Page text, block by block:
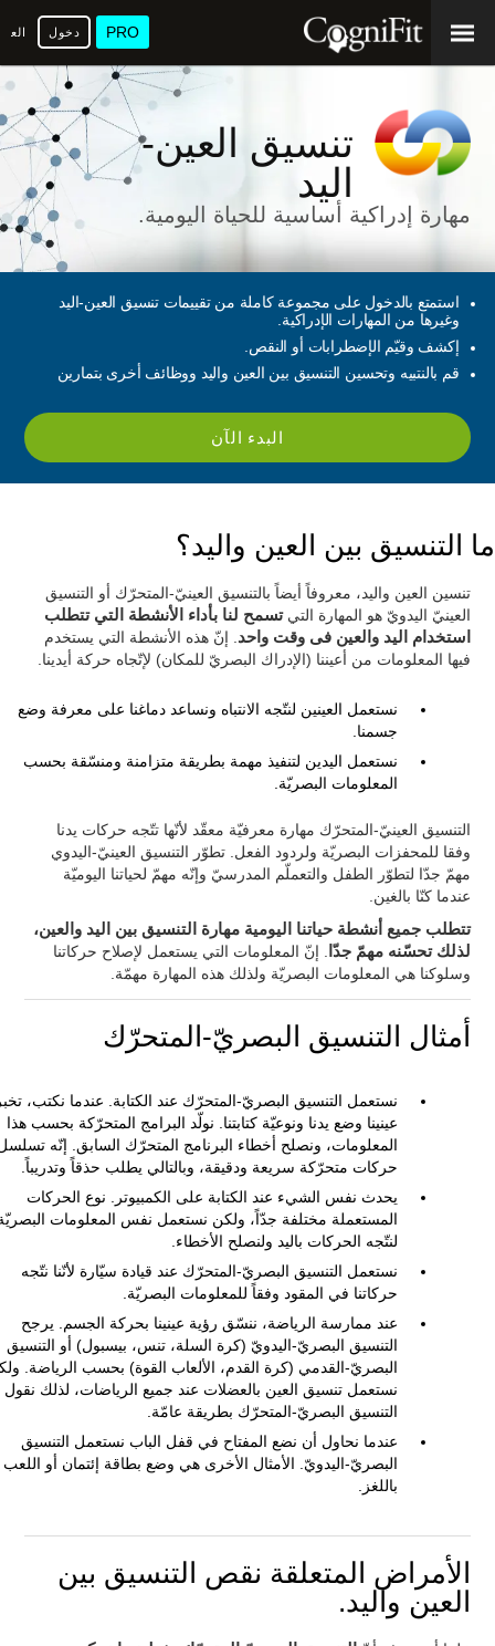
PRO دخول
تنسيق العين-
اليد
مهارة إدراكية أساسية للحياة اليومية.
استمتع بالدخول على مجموعة كاملة من تقييمات تنسيق العين-اليد
وغيرها من المهارات الإدراكية.
إكشف وقيّم الإضطرابات أو النقص.
قم بالنتبيه وتحسين التنسيق بين العين واليد ووظائف أخرى بتمارين
البدء الآن
ما التنسيق بين العين واليد؟
تنسين العين واليد، معروفاً أيضاً بالتنسيق العينيّ-المتحرّك أو التنسيق
العينيّ اليدويّ هو المهارة التيتسمح لنا بأداء الأنشطة التي تتطلب
استخدام اليد والعين فى وقت واحد . إنّ هذه الأنشطة التي يستخدم
فيها المعلومات من أعيننا (الإدراك البصريّ للمكان) لإتّجاه حركة أيدينا.
نستعمل العينين لنتّجه الانتباه ونساعد دماغنا على معرفة وضع
جسمنا.
نستعمل اليدين لتنفيذ مهمة بطريقة متزامنة ومنسّقة بحسب
المعلومات البصريّة.
التنسيق العينيّ-المتحرّك مهارة معرفيّة معقّد لأنّها تتّجه حركات يدنا
وفقا للمحفزات البصريّة ولردود الفعل. تطوّر التنسيق العينيّ-اليدوي
مهمّ جدّا لتطوّر الطفل والتعملّم المدرسيّ وإنّه مهمّ لحياتنا اليوميّة
عندما كنّا بالغين.
تتطلب جميع أنشطة حياتنا اليومية مهارة التنسيق بين اليد والعين،
لذلك تحسّنه مهمّ جدّا
. إنّ المعلومات التي يستعمل لإصلاح حركاتنا
وسلوكنا هي المعلومات البصريّة ولذلك هذه المهارة مهمّة.
أمثال التنسيق البصريّ-المتحرّك
نستعمل التنسيق البصريّ-المتحرّك عند الكتابة. عندما نكتب،
عينينا وضع يدنا ونوعيّة كتابتنا. نولّد البرامج المتحرّكة بحسب هذا
المعلومات، ونصلح أخطاء البرنامج المتحرّك السابق. إنّه
حركات متحرّكة سريعة ودقيقة، وبالتالي يطلب حذقاً وتدريباً.
يحدث نفس الشيء عند الكتابة على الكمبيوتر. نوع الحركات
المستعملة مختلفة جدّاً، ولكن نستعمل نفس المعلومات
لنتّجه الحركات باليد ولنصلح الأخطاء.
نستعمل التنسيق البصريّ-المتحرّك عند قيادة سيّارة لأنّنا نتّجه
حركاتنا في المقود وفقاً للمعلومات البصريّة.
عند ممارسة الرياضة، ننسّق رؤية عينينا بحركة الجسم. يرجح
التنسيق البصريّ-اليدويّ (كرة السلة، تنس، بيسبول) أو التنسيق
البصريّ-القدمي (كرة القدم، الألعاب القوة) بحسب الرياضة.
نستعمل تنسيق العين بالعضلات عند جميع الرياضات، لذلك نقول
التنسيق البصريّ-المتحرّك بطريقة عامّة.
عندما نحاول أن نضع المفتاح في قفل الباب نستعمل التنسيق
البصريّ-اليدويّ. الأمثال الأخرى هي وضع بطاقة إئتمان أو اللعب
باللغز.
الأمراض المتعلقة نقص التنسيق بين
العين واليد.